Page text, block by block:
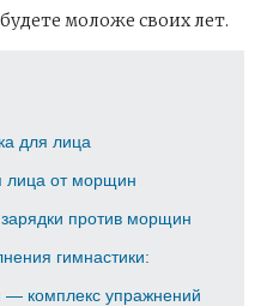
моложе своих лет.
для лица
лица от морщин
против морщин
гимнастики:
комплекс упражнений